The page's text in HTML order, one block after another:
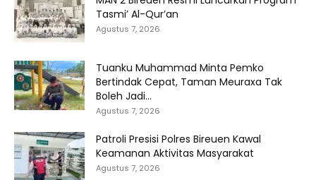
Tasmi’ Al-Qur’an
Agustus 7, 2026
Tuanku Muhammad Minta Pemko
Bertindak Cepat, Taman Meuraxa Tak
Boleh Jadi...
Agustus 7, 2026
Patroli Presisi Polres Bireuen Kawal
Keamanan Aktivitas Masyarakat
Agustus 7, 2026